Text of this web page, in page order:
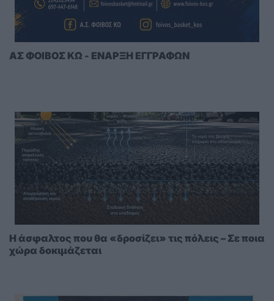
ΑΣ ΦΟΙΒΟΣ ΚΩ - ΕΝΑΡΞΗ ΕΓΓΡΑΦΩΝ
Η άσφαλτος που θα «δροσίζει» τις πόλεις – Σε ποια
χώρα δοκιμάζεται